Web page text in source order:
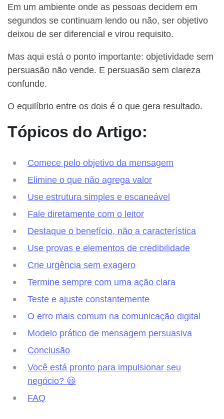
Em um ambiente onde as pessoas decidem em
segundos se continuam lendo ou não, ser objetivo
deixou de ser diferencial e virou requisito.
Mas aqui está o ponto importante: objetividade sem
persuasão não vende. E persuasão sem clareza
confunde.
O equilíbrio entre os dois é o que gera resultado.
Tópicos do Artigo:
Comece pelo objetivo da mensagem
Elimine o que não agrega valor
Use estrutura simples e escaneável
Fale diretamente com o leitor
Destaque o benefício, não a característica
Use provas e elementos de credibilidade
Crie urgência sem exagero
Termine sempre com uma ação clara
Teste e ajuste constantemente
O erro mais comum na comunicação digital
Modelo prático de mensagem persuasiva
Conclusão
Você está pronto para impulsionar seu
negócio? 😃
FAQ